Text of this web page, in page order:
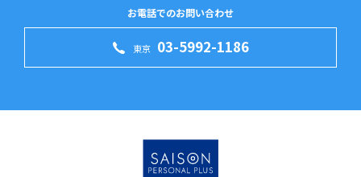
お電話でのお問い合わせ
東京 03-5992-1186